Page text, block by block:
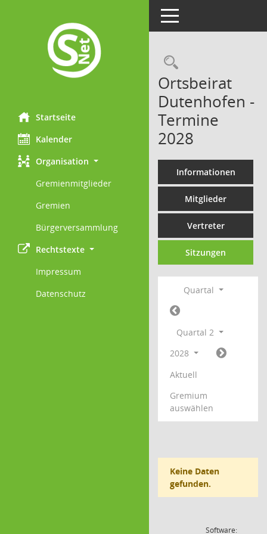
Startseite
Kalender
Organisation
Gremienmitglieder
Gremien
Bürgerversammlung
Rechtstexte
Impressum
Datenschutz
Toggle navigation
Ortsbeirat
Dutenhofen -
Termine
2028
Informationen
Mitglieder
Vertreter
Sitzungen
Quartal
Quartal 2
2028
Aktuell
Gremium
auswählen
Keine Daten
gefunden.
Software: